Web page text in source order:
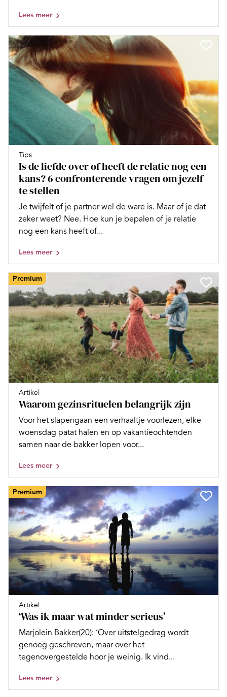
Lees meer
Tips
Is de liefde over of heeft de relatie nog een
kans? 6 confronterende vragen om jezelf
te stellen
Je twijfelt of je partner wel de ware is. Maar of je dat
zeker weet? Nee. Hoe kun je bepalen of je relatie
nog een kans heeft of...
Lees meer
Premium
Artikel
Waarom gezinsrituelen belangrijk zijn
Voor het slapengaan een verhaaltje voorlezen, elke
woensdag patat halen en op vakantieochtenden
samen naar de bakker lopen voor...
Lees meer
Premium
Artikel
‘Was ik maar wat minder serieus’
Marjolein Bakker(20): ‘Over uitstelgedrag wordt
genoeg geschreven, maar over het
tegenovergestelde hoor je weinig. Ik vind...
Lees meer